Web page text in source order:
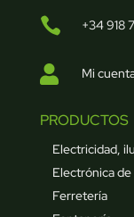
 +34 918
 Mi
PRODUCTOS
Electricidad,
Electrónica
Ferretería